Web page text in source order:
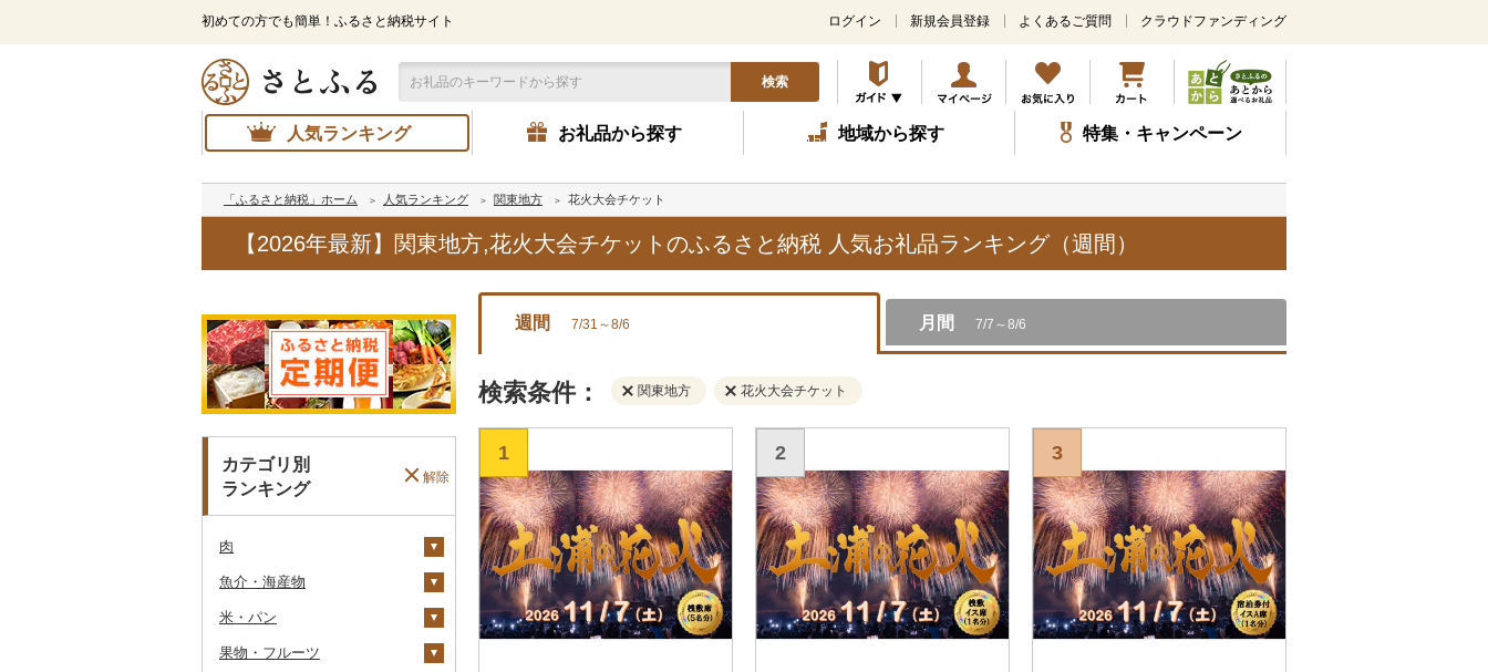
初めての方でも簡単！ふるさと納税サイト
メ
ン
コ
ン
テ
ツ
ッ
プ
ログイン 新規会員登録 よくあるご質問 クラウドファンディング
検索
人気ランキング お礼品から探す 地域から探す 特集・キャンペーン
「ふるさと納税」ホーム 人気ランキング 関東地方 花火大会チケット
【2026年最新】関東地方,花火大会チケットのふるさと納税 人気お礼品ランキング（週間）
カテゴリ別
ランキング
解除
肉
牛肉（精肉）
ステーキ
すき焼き
牛肉（加工品）
ハンバーグ
豚肉（精肉）
魚介・海産物
カニ
ズワイガニ
エビ
米・パン
米
果物・フルーツ
週間 7/31～8/6 月間 7/7～8/6
検索条件： 関東地方 花火大会チケット
1 2 3